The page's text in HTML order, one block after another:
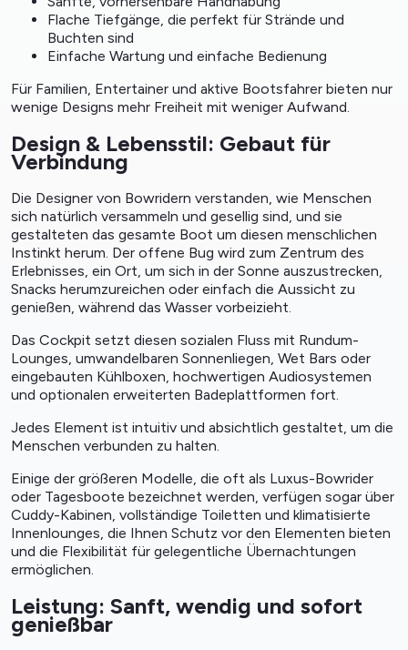
Flache Tiefgänge, die perfekt für Strände und
Buchten sind
Einfache Wartung und einfache Bedienung
Für Familien, Entertainer und aktive Bootsfahrer bieten nur
wenige Designs mehr Freiheit mit weniger Aufwand.
Design & Lebensstil: Gebaut für
Verbindung
Die Designer von Bowridern verstanden, wie Menschen
sich natürlich versammeln und gesellig sind, und sie
gestalteten das gesamte Boot um diesen menschlichen
Instinkt herum. Der offene Bug wird zum Zentrum des
Erlebnisses, ein Ort, um sich in der Sonne auszustrecken,
Snacks herumzureichen oder einfach die Aussicht zu
genießen, während das Wasser vorbeizieht.
Das Cockpit setzt diesen sozialen Fluss mit Rundum-
Lounges, umwandelbaren Sonnenliegen, Wet Bars oder
eingebauten Kühlboxen, hochwertigen Audiosystemen
und optionalen erweiterten Badeplattformen fort.
Jedes Element ist intuitiv und absichtlich gestaltet, um die
Menschen verbunden zu halten.
Einige der größeren Modelle, die oft als Luxus-Bowrider
oder Tagesboote bezeichnet werden, verfügen sogar über
Cuddy-Kabinen, vollständige Toiletten und klimatisierte
Innenlounges, die Ihnen Schutz vor den Elementen bieten
und die Flexibilität für gelegentliche Übernachtungen
ermöglichen.
Leistung: Sanft, wendig und sofort
genießbar